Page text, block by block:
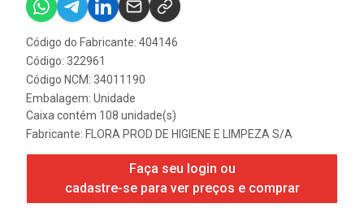
Código do Fabricante: 404146
Código: 322961
Código NCM: 34011190
Embalagem: Unidade
Caixa contém 108 unidade(s)
Fabricante: FLORA PROD DE HIGIENE E LIMPEZA S/A
Faça seu login ou
cadastre-se para ver preços e comprar